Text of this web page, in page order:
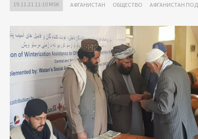
19.11.21 11:10 MSK АФГАНИСТАН ОБЩЕСТВО АФГАНИСТАН